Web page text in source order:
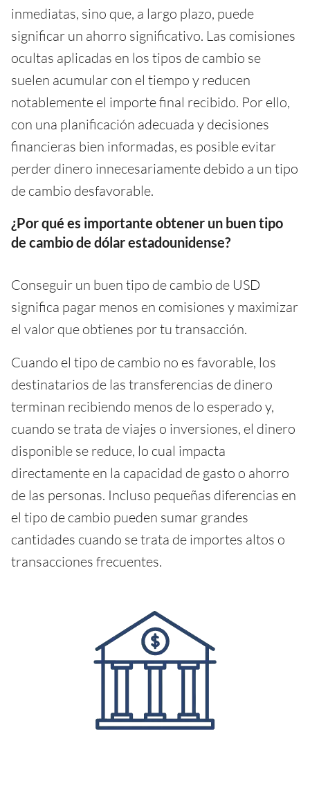
inmediatas, sino que, a largo plazo, puede
significar un ahorro significativo. Las comisiones
ocultas aplicadas en los tipos de cambio se
suelen acumular con el tiempo y reducen
notablemente el importe final recibido. Por ello,
con una planificación adecuada y decisiones
financieras bien informadas, es posible evitar
perder dinero innecesariamente debido a un tipo
de cambio desfavorable.
¿Por qué es importante obtener un buen tipo
de cambio de dólar estadounidense?
Conseguir un buen tipo de cambio de USD
significa pagar menos en comisiones y maximizar
el valor que obtienes por tu transacción.
Cuando el tipo de cambio no es favorable, los
destinatarios de las transferencias de dinero
terminan recibiendo menos de lo esperado y,
cuando se trata de viajes o inversiones, el dinero
disponible se reduce, lo cual impacta
directamente en la capacidad de gasto o ahorro
de las personas. Incluso pequeñas diferencias en
el tipo de cambio pueden sumar grandes
cantidades cuando se trata de importes altos o
transacciones frecuentes.